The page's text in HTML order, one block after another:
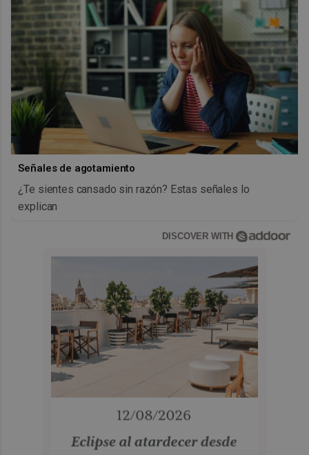
Señales de agotamiento
¿Te sientes cansado sin razón? Estas señales lo
explican
DISCOVER WITH